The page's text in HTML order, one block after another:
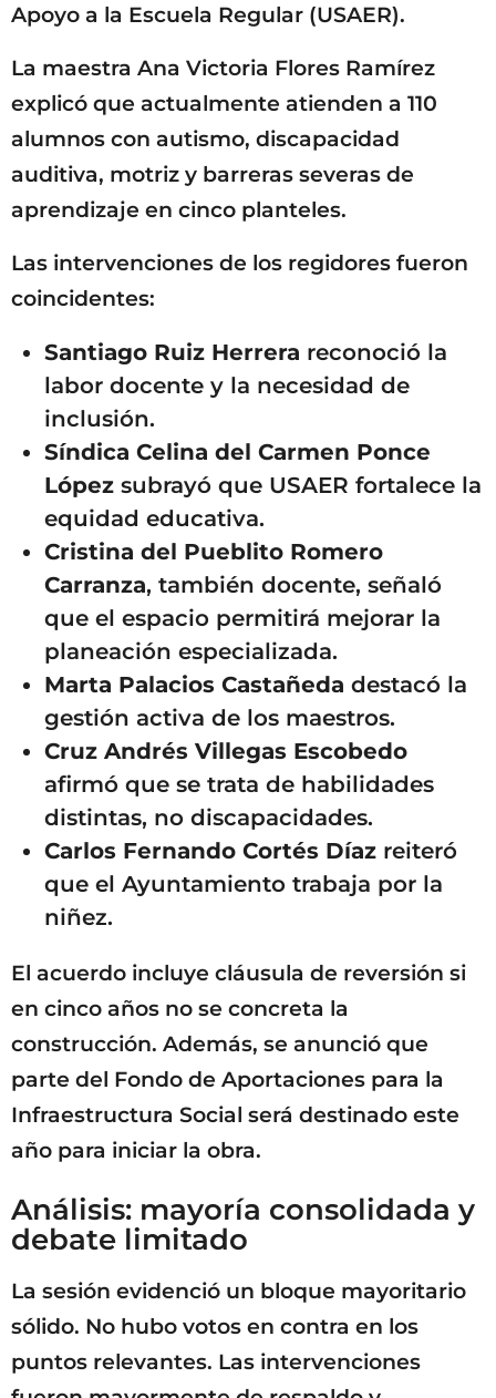
Apoyo a la Escuela Regular (USAER).
La maestra Ana Victoria Flores Ramírez
explicó que actualmente atienden a 110
alumnos con autismo, discapacidad
auditiva, motriz y barreras severas de
aprendizaje en cinco planteles.
Las intervenciones de los regidores fueron
coincidentes:
Santiago Ruiz Herrera reconoció la
labor docente y la necesidad de
inclusión.
Síndica Celina del Carmen Ponce
López subrayó que USAER fortalece la
equidad educativa.
Cristina del Pueblito Romero
Carranza, también docente, señaló
que el espacio permitirá mejorar la
planeación especializada.
Marta Palacios Castañeda destacó la
gestión activa de los maestros.
Cruz Andrés Villegas Escobedo
afirmó que se trata de habilidades
distintas, no discapacidades.
Carlos Fernando Cortés Díaz reiteró
que el Ayuntamiento trabaja por la
niñez.
El acuerdo incluye cláusula de reversión si
en cinco años no se concreta la
construcción. Además, se anunció que
parte del Fondo de Aportaciones para la
Infraestructura Social será destinado este
año para iniciar la obra.
Análisis: mayoría consolidada y
debate limitado
La sesión evidenció un bloque mayoritario
sólido. No hubo votos en contra en los
puntos relevantes. Las intervenciones